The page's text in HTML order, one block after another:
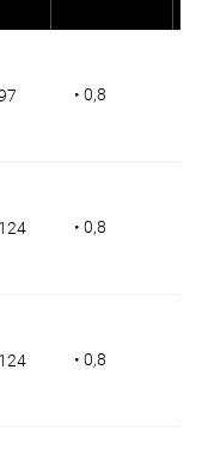
• 0,8
• 0,8
• 0,8